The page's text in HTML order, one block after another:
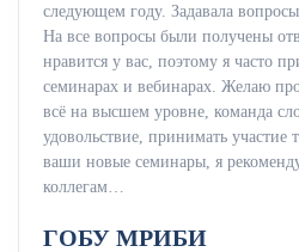
следующем году. Задавала
На все вопросы были получены
нравится у вас, поэтому я часто
семинарах и вебинарах. Желаю
всё на высшем уровне, команда
удовольствие, принимать
ваши новые семинары, я
коллегам…
ГОБУ МРИБИ